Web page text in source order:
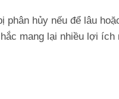
hủy nếu để lâu
mang lại nhiều lợi ích